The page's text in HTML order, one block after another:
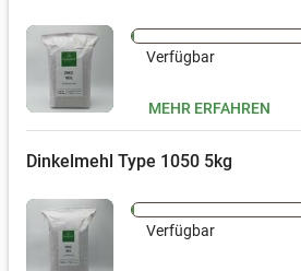
Verfügbar
MEHR ERFAHREN
Dinkelmehl Type 1050 5kg
Verfügbar